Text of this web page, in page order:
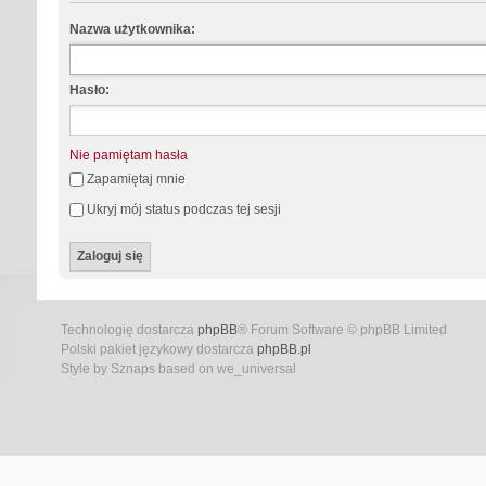
Nazwa użytkownika:
Hasło:
Nie pamiętam hasła
Zapamiętaj mnie
Ukryj mój status podczas tej sesji
Technologię dostarcza phpBB® Forum Software © phpBB Limited
Polski pakiet językowy dostarcza phpBB.pl
Style by Sznaps based on we_universal